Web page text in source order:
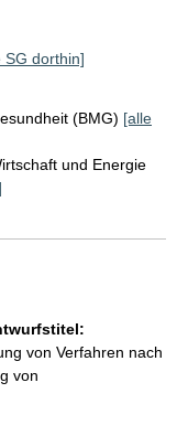
SG dorthin]
(BMG) [alle
und Energie
von Verfahren nach
von